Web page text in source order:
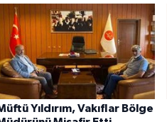
Yıldırım, Vakıflar Bölge